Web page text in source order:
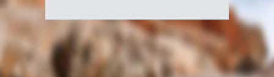
du
Canada